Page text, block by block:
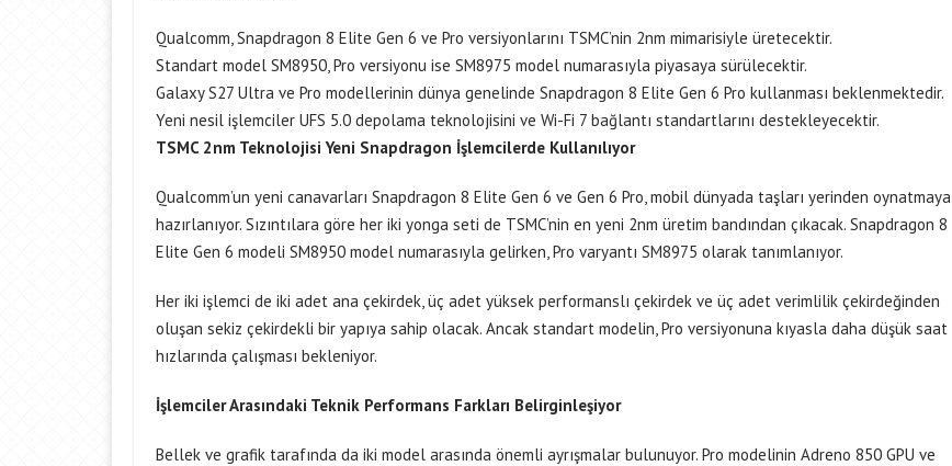
Qualcomm, Snapdragon 8 Elite Gen 6 ve Pro versiyonlarını TSMC’nin 2nm mimarisiyle üretecektir.
Standart model SM8950, Pro versiyonu ise SM8975 model numarasıyla piyasaya sürülecektir.
Galaxy S27 Ultra ve Pro modellerinin dünya genelinde Snapdragon 8 Elite Gen 6 Pro kullanması beklenmektedir.
Yeni nesil işlemciler UFS 5.0 depolama teknolojisini ve Wi-Fi 7 bağlantı standartlarını destekleyecektir.
TSMC 2nm Teknolojisi Yeni Snapdragon İşlemcilerde Kullanılıyor
Qualcomm’un yeni canavarları Snapdragon 8 Elite Gen 6 ve Gen 6 Pro, mobil dünyada taşları yerinden oynatmaya
hazırlanıyor. Sızıntılara göre her iki yonga seti de TSMC’nin en yeni 2nm üretim bandından çıkacak. Snapdragon 8
Elite Gen 6 modeli SM8950 model numarasıyla gelirken, Pro varyantı SM8975 olarak tanımlanıyor.
Her iki işlemci de iki adet ana çekirdek, üç adet yüksek performanslı çekirdek ve üç adet verimlilik çekirdeğinden
oluşan sekiz çekirdekli bir yapıya sahip olacak. Ancak standart modelin, Pro versiyonuna kıyasla daha düşük saat
hızlarında çalışması bekleniyor.
İşlemciler Arasındaki Teknik Performans Farkları Belirginleşiyor
Bellek ve grafik tarafında da iki model arasında önemli ayrışmalar bulunuyor. Pro modelinin Adreno 850 GPU ve